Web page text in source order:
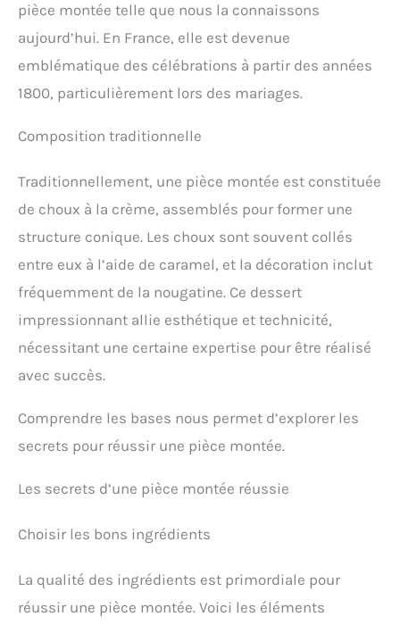
pièce montée telle que nous la connaissons
aujourd’hui. En France, elle est devenue
emblématique des célébrations à partir des années
1800, particulièrement lors des mariages.
Composition traditionnelle
Traditionnellement, une pièce montée est constituée
de choux à la crème, assemblés pour former une
structure conique. Les choux sont souvent collés
entre eux à l’aide de caramel, et la décoration inclut
fréquemment de la nougatine. Ce dessert
impressionnant allie esthétique et technicité,
nécessitant une certaine expertise pour être réalisé
avec succès.
Comprendre les bases nous permet d’explorer les
secrets pour réussir une pièce montée.
Les secrets d’une pièce montée réussie
Choisir les bons ingrédients
La qualité des ingrédients est primordiale pour
réussir une pièce montée. Voici les éléments